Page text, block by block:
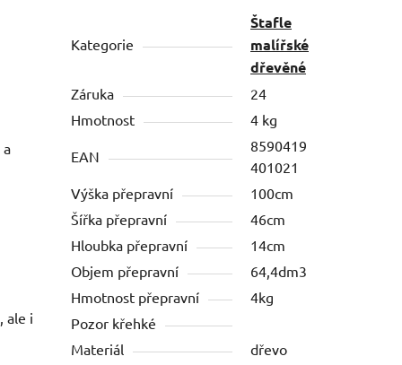
ale i
Kategorie
Štafle
malířské
dřevěné
Záruka
24
Hmotnost
4 kg
EAN
8590419
401021
Výška přepravní
100cm
Šířka přepravní
46cm
Hloubka přepravní
14cm
Objem přepravní
64,4dm3
Hmotnost přepravní
4kg
Pozor křehké
Materiál
dřevo